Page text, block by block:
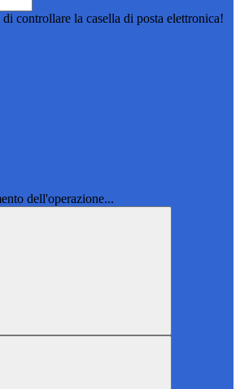
controllare la casella di posta elettronica!
dell'operazione...